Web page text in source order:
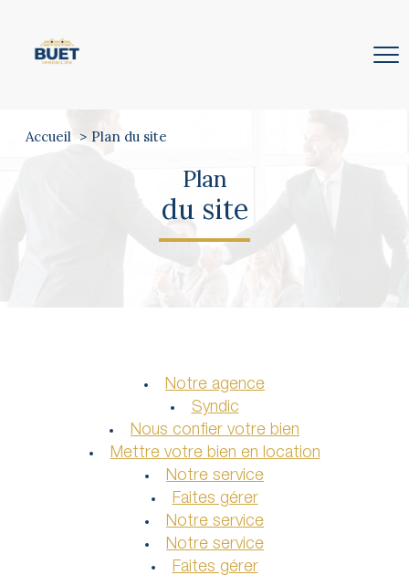
Accueil Plan du site
Plan
du site
Notre agence
Syndic
Nous confier votre bien
Mettre votre bien en location
Notre service
Faites gérer
Notre service
Notre service
Faites gérer